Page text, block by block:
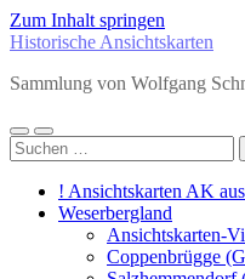
Zum Inhalt springen
Historische Ansichtskarten
Sammlung von Wolfgang
Mobile-
Menü
Suchfeld
ein-/ausblenden
Suchen
nach:
! Ansichtskarten AK
Weserbergland
Ansichtskarten-
Coppenbrügge